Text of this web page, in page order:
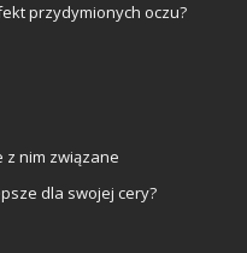
przydymionych oczu?
nim związane
dla swojej cery?